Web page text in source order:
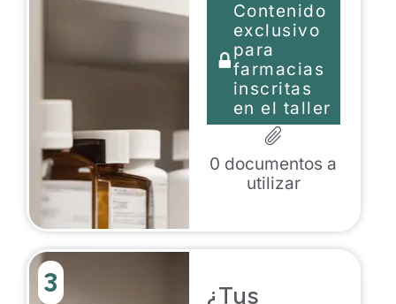
Contenido
exclusivo
para
farmacias
inscritas
en el taller
0 documentos a
utilizar
3
¿Tus